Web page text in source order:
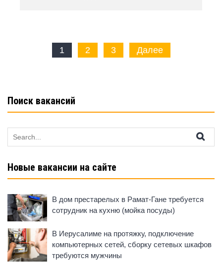
Пагинация
1 2 3 Далее
Поиск вакансий
for:
Новые вакансии на сайте
В дом престарелых в Рамат-Гане требуется
сотрудник на кухню (мойка посуды)
В Иерусалиме на протяжку, подключение
компьютерных сетей, сборку сетевых шкафов
требуются мужчины